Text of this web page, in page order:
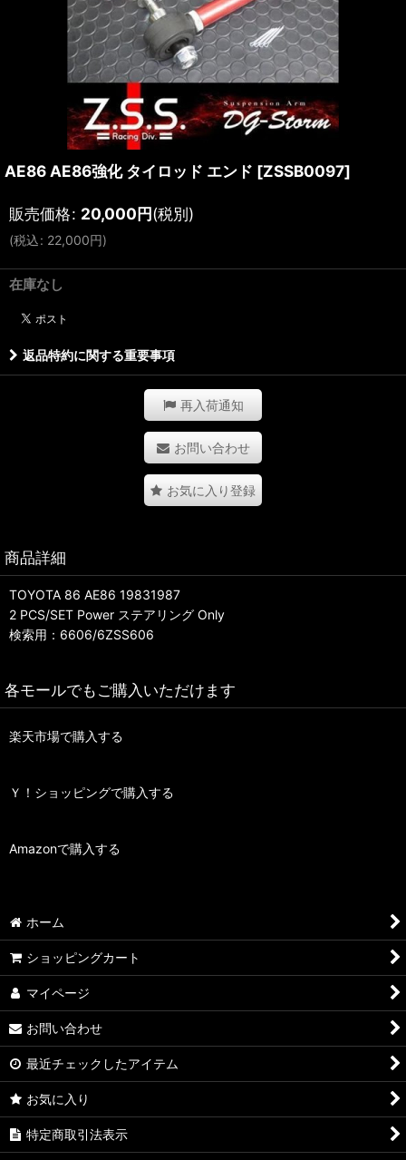
AE86 AE86強化 タイロッド エンド [ZSSB0097]
販売価格: 20,000円(税別)
(税込: 22,000円)
在庫なし
返品特約に関する重要事項
再入荷通知
お問い合わせ
お気に入り登録
商品詳細
TOYOTA 86 AE86 19831987
2 PCS/SET Power ステアリング Only
検索用：6606/6ZSS606
各モールでもご購入いただけます
楽天市場で購入する
Ｙ！ショッピングで購入する
Amazonで購入する
ホーム
ショッピングカート
マイページ
お問い合わせ
最近チェックしたアイテム
お気に入り
特定商取引法表示